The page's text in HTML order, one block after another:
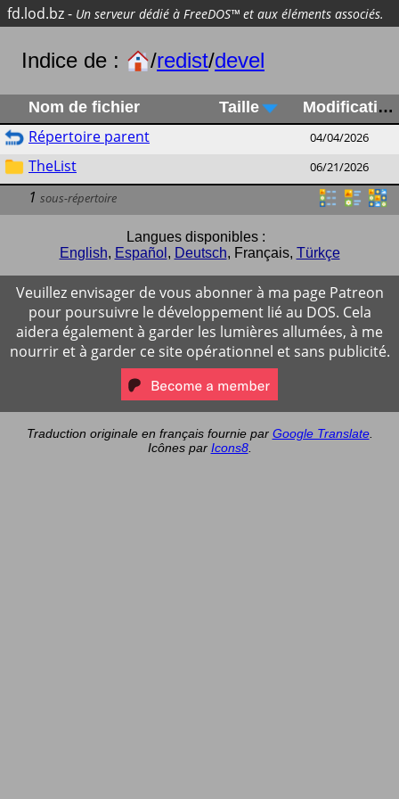
fd.lod.bz- Un serveur dédié à FreeDOS™ et aux éléments associés.
Indice de : /redist/devel
Nom de fichier Taille Modification
Répertoire parent 04/04/2026
TheList 06/21/2026
1 sous-répertoire
Langues disponibles :
English, Español , Deutsch, Français, Türkçe
Veuillez envisager de vous abonner à ma page Patreon
pour poursuivre le développement lié au DOS. Cela
aidera également à garder les lumières allumées, à me
nourrir et à garder ce site opérationnel et sans publicité.
Traduction originale en français fournie par Google Translate.
Icônes par Icons8.